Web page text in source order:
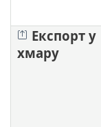
Експорт у
хмару